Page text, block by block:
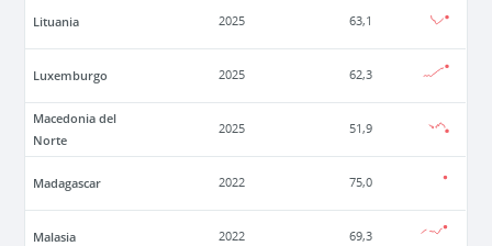
Lituania 2025 63,1
Luxemburgo 2025 62,3
Macedonia del
Norte
2025 51,9
Madagascar 2022 75,0
Malasia 2022 69,3